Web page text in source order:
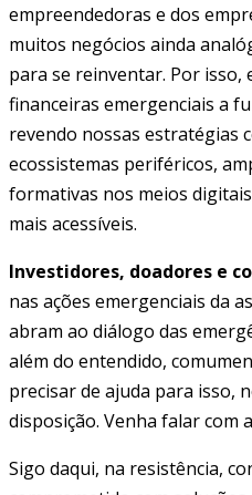
empreendedoras e dos
muitos negócios ainda
para se reinventar. Por isso,
financeiras emergenciais a
revendo nossas estratégias
ecossistemas periféricos,
formativas nos meios
mais acessíveis.
Investidores, doadores e
nas ações emergenciais da
abram ao diálogo das
além do entendido,
precisar de ajuda para isso,
disposição. Venha falar com
Sigo daqui, na resistência,